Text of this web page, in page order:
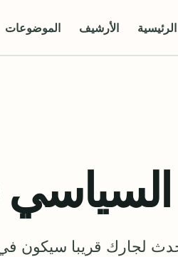
الرئيسية الأرشيف الموضوعات
لجارك قريبا سيكون